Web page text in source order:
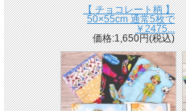
【 チョコレート柄 】
50×55cm 通常5枚で
￥2475...
価格:1,650円(税込)